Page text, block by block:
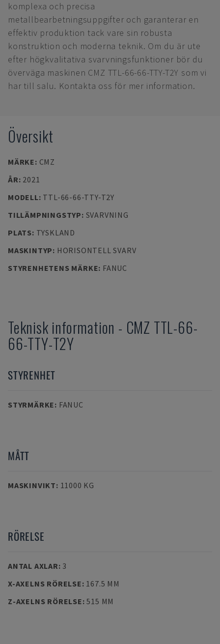
komplexa och precisa
metallbearbetningsuppgifter och garanterar en
effektiv produktion tack vare sin robusta
konstruktion och moderna teknik. Om du är ute
efter högkvalitativa svarvningsfunktioner bör du
överväga maskinen CMZ TTL-66-66-TTY-T2Y som vi
har till salu. Kontakta oss för mer information.
Översikt
MÄRKE: CMZ
ÅR: 2021
MODELL: TTL-66-66-TTY-T2Y
TILLÄMPNINGSTYP: SVARVNING
PLATS: TYSKLAND
MASKINTYP: HORISONTELL SVARV
STYRENHETENS MÄRKE: FANUC
Teknisk information - CMZ TTL-66-
66-TTY-T2Y
STYRENHET
STYRMÄRKE: FANUC
MÅTT
MASKINVIKT: 11000 KG
RÖRELSE
ANTAL AXLAR: 3
X-AXELNS RÖRELSE: 167.5 MM
Z-AXELNS RÖRELSE:515 MM